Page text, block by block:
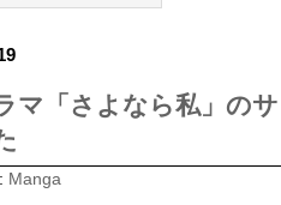
マ「さよなら私」の
Manga